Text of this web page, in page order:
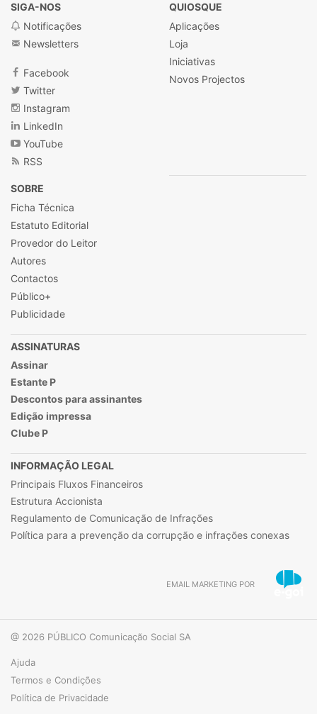
SIGA-NOS
Notificações
Newsletters
Facebook
Twitter
Instagram
LinkedIn
YouTube
RSS
QUIOSQUE
Aplicações
Loja
Iniciativas
Novos Projectos
SOBRE
Ficha Técnica
Estatuto Editorial
Provedor do Leitor
Autores
Contactos
Público+
Publicidade
ASSINATURAS
Assinar
Estante P
Descontos para assinantes
Edição impressa
Clube P
INFORMAÇÃO LEGAL
Principais Fluxos Financeiros
Estrutura Accionista
Regulamento de Comunicação de Infrações
Política para a prevenção da corrupção e infrações conexas
EMAIL MARKETING POR
@ 2026 PÚBLICO Comunicação Social SA
Ajuda
Termos e Condições
Política de Privacidade